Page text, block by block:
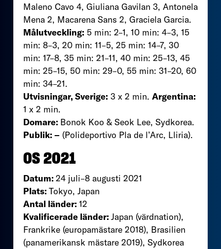
Maleno Cavo 4, Giuliana Gavilan 3, Antonela
Mena 2, Macarena Sans 2, Graciela Garcia.
Målutveckling: 5 min: 2–1, 10 min: 4–3, 15
min: 8–3, 20 min: 11–5, 25 min: 14–7, 30
min: 17–8, 35 min: 21–11, 40 min: 25–13, 45
min: 25–15, 50 min: 29–0, 55 min: 31–20, 60
min: 34–21.
Utvisningar, Sverige: 3 x 2 min. Argentina:
1 x 2 min.
Domare: Bonok Koo & Seok Lee, Sydkorea.
Publik: – (Polideportivo Pla de l’Arc, Lliria).
OS 2021
Datum: 24 juli–8 augusti 2021
Plats: Tokyo, Japan
Antal länder: 12
Kvalificerade länder: Japan (värdnation),
Frankrike (europamästare 2018), Brasilien
(panamerikansk mästare 2019), Sydkorea